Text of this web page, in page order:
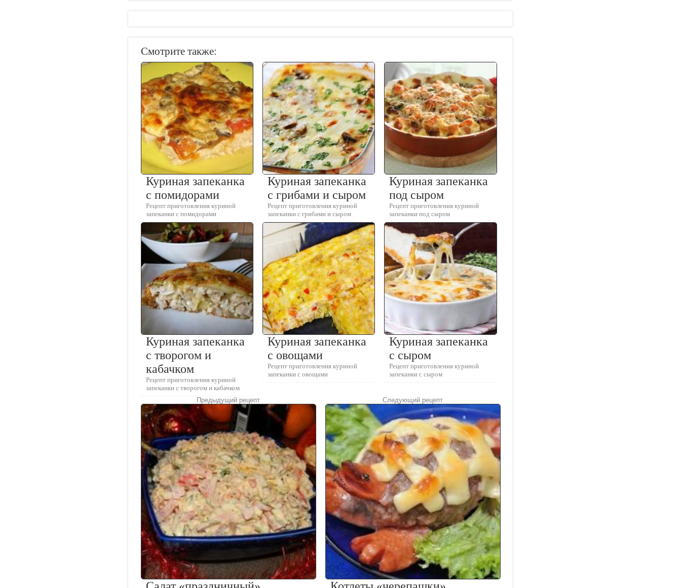
Смотрите также:
Куриная запеканка
с помидорами
Рецепт приготовления куриной
запеканки с помидорами
Куриная запеканка
с грибами и сыром
Рецепт приготовления куриной
запеканки с грибами и сыром
Куриная запеканка
под сыром
Рецепт приготовления куриной
запеканки под сыром
Куриная запеканка
с творогом и
кабачком
Рецепт приготовления куриной
запеканки с творогом и кабачком
Куриная запеканка
с овощами
Рецепт приготовления куриной
запеканки с овощами
Куриная запеканка
с сыром
Рецепт приготовления куриной
запеканки с сыром
Предыдущий рецепт Следующий рецепт